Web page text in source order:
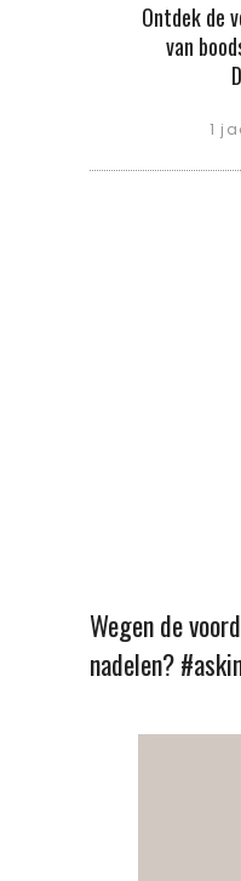
Ontdek de
van
1
Wegen de
nadelen?